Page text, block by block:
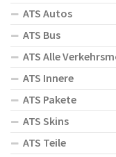
ATS Autos
ATS Bus
ATS Alle
ATS Innere
ATS Pakete
ATS Skins
ATS Teile